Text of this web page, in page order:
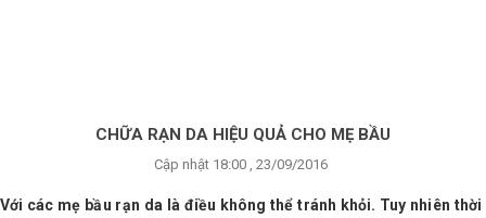
CHỮA RẠN DA HIỆU QUẢ CHO MẸ BẦU
Cập nhật 18:00 , 23/09/2016
Với các mẹ bầu rạn da là điều không thể tránh khỏi. Tuy nhiên thời